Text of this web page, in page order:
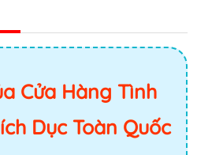
Cửa Hàng Tình
Dục Toàn Quốc